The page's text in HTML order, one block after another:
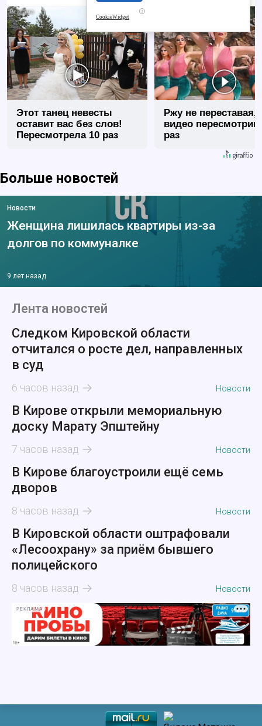
i
Этот танец невесты
оставит вас без слов!
Пересмотрела 10 раз
Ржу не переставая,
видео
раз
Больше новостей
Новости
Женщина лишилась квартиры из-за
долгов по коммуналке
9 лет назад
Лента новостей
Следком Кировской области
отчитался о росте дел, направленных
в суд
6 часов назад Новости
В Кирове открыли мемориальную
доску Марату Эпштейну
7 часов назад Новости
В Кирове благоустроили ещё семь
дворов
8 часов назад Новости
В Кировской области оштрафовали
«Лесоохрану» за приём бывшего
полицейского
8 часов назад Новости
РЕКЛАМА
CookieWidget